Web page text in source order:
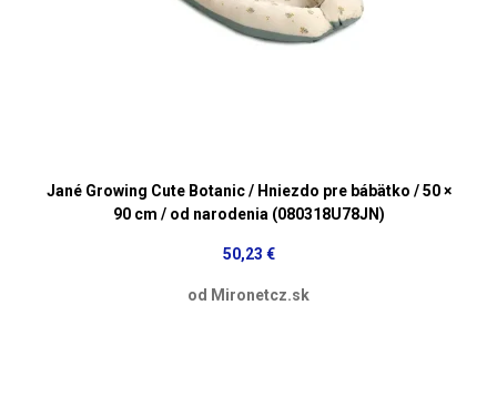
Jané Growing Cute Botanic / Hniezdo pre bábätko / 50 ×
90 cm / od narodenia (080318U78JN)
50,23 €
od Mironetcz.sk